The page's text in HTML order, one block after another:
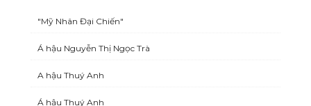
"Mỹ Nhân Đại Chiến"
Á hậu Nguyễn Thị Ngọc Trà
A hậu Thuý Anh
Á hậu Thuý Anh